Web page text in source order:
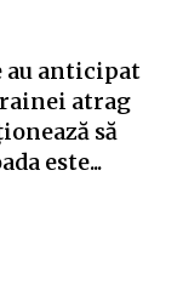
anticipat
atrag
să
este...